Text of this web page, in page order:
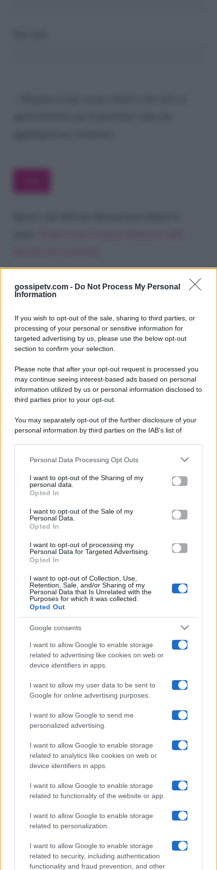
gossipetv.com - Do Not Process My Personal
Information
If you wish to opt-out of the sale, sharing to third parties, or
processing of your personal or sensitive information for
targeted advertising by us, please use the below opt-out
section to confirm your selection.
Please note that after your opt-out request is processed you
may continue seeing interest-based ads based on personal
information utilized by us or personal information disclosed to
third parties prior to your opt-out.
You may separately opt-out of the further disclosure of your
personal information by third parties on the IAB’s list of
This information may also be disclosed by us to third parties
disclose it to other third parties.
Please note that this website/app uses one or more Google
services and may gather and store information including but
not limited to your visit or usage behaviour. You may click to
grant or deny consent to Google and its third-party tags to
consent section.
Personal Data Processing Opt Outs
I want to opt-out of the Sharing of my
personal data.
Opted In
I want to opt-out of the Sale of my
Personal Data.
Opted In
I want to opt-out of processing my
Personal Data for Targeted Advertising.
Opted In
I want to opt-out of Collection, Use,
Retention, Sale, and/or Sharing of my
Personal Data that Is Unrelated with the
Purposes for which it was collected.
Opted Out
Google consents
I want to allow Google to enable storage
related to advertising like cookies on web or
device identifiers in apps.
I want to allow my user data to be sent to
Google for online advertising purposes.
I want to allow Google to send me
personalized advertising.
I want to allow Google to enable storage
related to analytics like cookies on web or
device identifiers in apps.
I want to allow Google to enable storage
related to functionality of the website or app.
I want to allow Google to enable storage
related to personalization.
I want to allow Google to enable storage
related to security, including authentication
functionality and fraud prevention, and other
Gossip e TV è un sito di MASTE S.r.l.
viale Luigi Majno n. 21 - 20129 Milano (MI)
P.Iva 10909580960
Categorie
Gossip
Televisione
Programmi TV
Amici
Ballando Con Le Stelle
Grande Fratello
Isola Dei Famosi
Uomini E Donne
Maste S.r.l.
Chi siamo
Collabora con noi
Contatti
Privacy Policy
Cookie Policy